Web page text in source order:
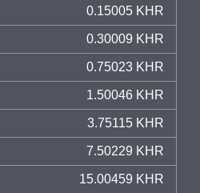
0.15005 KHR
0.30009 KHR
0.75023 KHR
1.50046 KHR
3.75115 KHR
7.50229 KHR
15.00459 KHR